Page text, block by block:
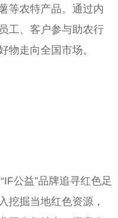
等农特产品。通过内
工、客户参与助农行
物走向全国市场。
公益”品牌追寻红色足
挖掘当地红色资源，